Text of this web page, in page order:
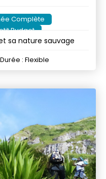
Complète
Budget
sa nature sauvage
Durée : Flexible